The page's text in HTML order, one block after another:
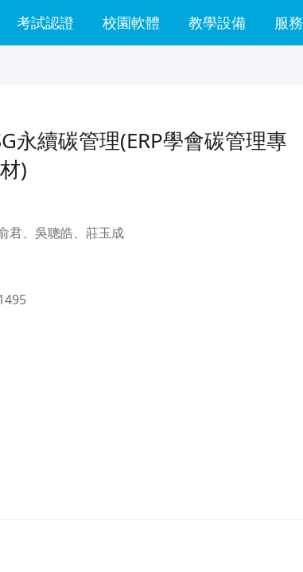
考試認證 校園軟體 教學設備 服務
永續碳管理(ERP學會碳管理專
)
君、吳聰皓、莊玉成